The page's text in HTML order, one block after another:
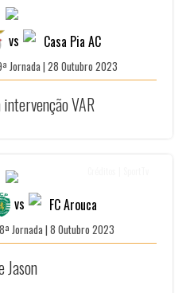
vs Casa Pia AC
Jornada | 28 Outubro 2023
VAR
vs FC Arouca
Jornada | 8 Outubro 2023
Jason